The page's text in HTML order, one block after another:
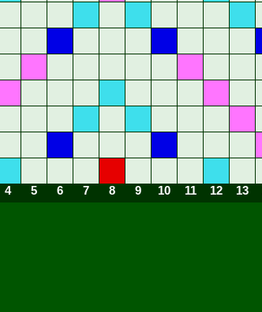
4 5 6 7 8 9 10 11 12 13